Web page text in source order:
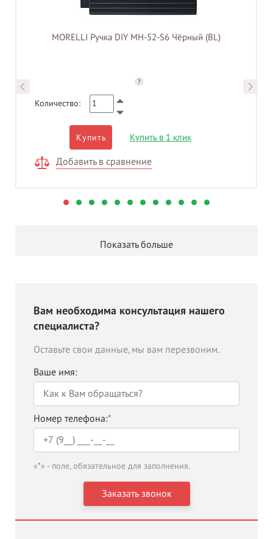
MORELLI Ручка DIY MH-52-S6 Чёрный (BL)
?
Количество:
Купить Купить в 1 клик
Добавить в сравнение
Показать больше
Вам необходима консультация нашего
специалиста?
Оставьте свои данные, мы вам перезвоним.
Ваше имя:
Номер телефона:*
«*» - поле, обязательное для заполнения.